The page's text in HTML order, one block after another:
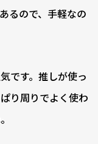
るので、手軽なの
です。推しが使っ
り周りでよく使わ